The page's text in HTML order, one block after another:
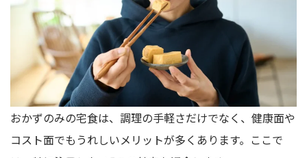
おかずのみの宅食は、調理の手軽さだけでなく、健康面や
コスト面でもうれしいメリットが多くあります。ここで